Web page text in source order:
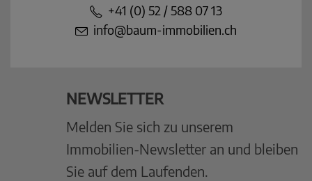
+41 (0) 52 / 588 07 13
info@baum-immobilien.ch
NEWSLETTER
Melden Sie sich zu unserem
Immobilien-Newsletter an und bleiben
Sie auf dem Laufenden.